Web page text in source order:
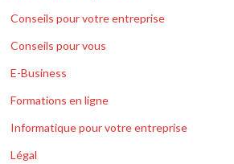
Conseils pour votre entreprise
Conseils pour vous
E-Business
Formations en ligne
Informatique pour votre entreprise
Légal